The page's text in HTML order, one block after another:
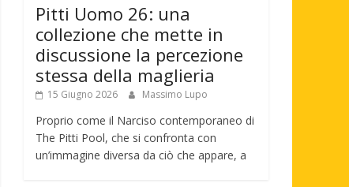
Pitti Uomo 26: una
collezione che mette in
discussione la percezione
stessa della maglieria
15 Giugno 2026 Massimo Lupo
Proprio come il Narciso contemporaneo di
The Pitti Pool, che si confronta con
un’immagine diversa da ciò che appare, a